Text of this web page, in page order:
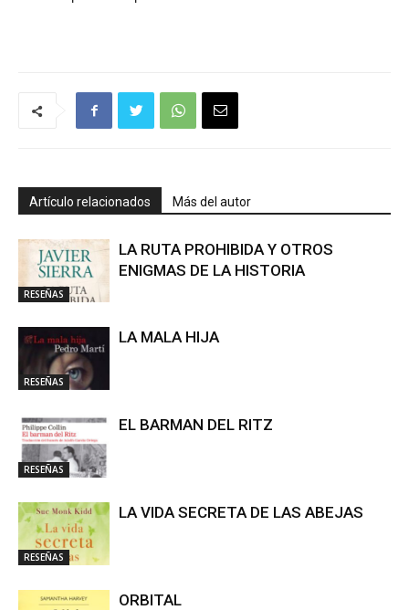
Artículo relacionados Más del autor
RESEÑAS
LA RUTA PROHIBIDA Y OTROS
ENIGMAS DE LA HISTORIA
RESEÑAS
LA MALA HIJA
RESEÑAS
EL BARMAN DEL RITZ
RESEÑAS
LA VIDA SECRETA DE LAS ABEJAS
ORBITAL